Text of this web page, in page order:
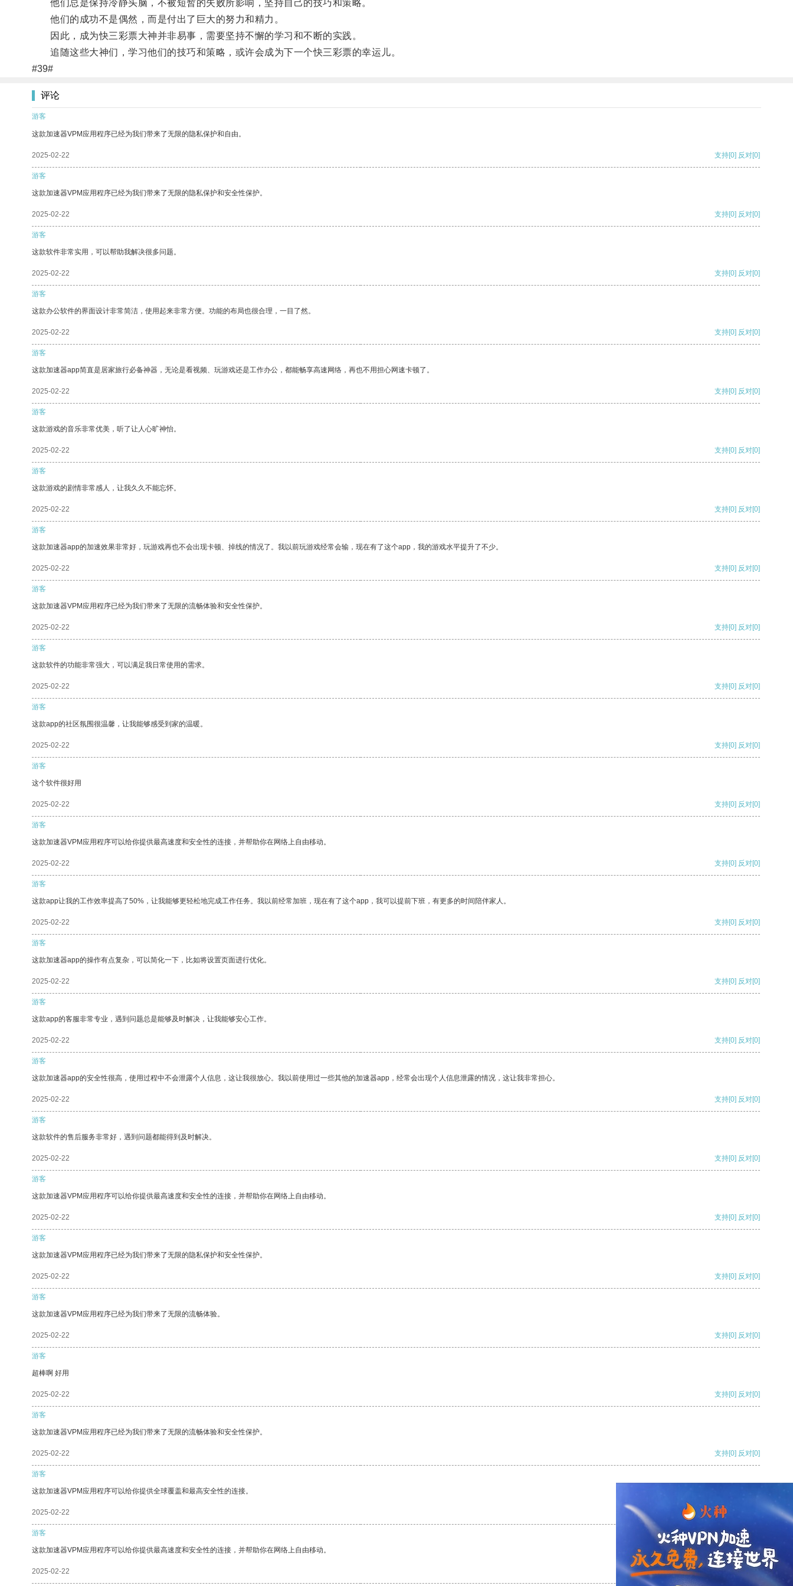
他们总是保持冷静头脑，不被短暂的失败所影响，坚持自己的技巧和策略。
他们的成功不是偶然，而是付出了巨大的努力和精力。
因此，成为快三彩票大神并非易事，需要坚持不懈的学习和不断的实践。
追随这些大神们，学习他们的技巧和策略，或许会成为下一个快三彩票的幸运儿。
#39#
评论
游客
这款加速器VPM应用程序已经为我们带来了无限的隐私保护和自由。
2025-02-22 支持[0] 反对[0]
游客
这款加速器VPM应用程序已经为我们带来了无限的隐私保护和安全性保护。
2025-02-22 支持[0] 反对[0]
游客
这款软件非常实用，可以帮助我解决很多问题。
2025-02-22 支持[0] 反对[0]
游客
这款办公软件的界面设计非常简洁，使用起来非常方便。功能的布局也很合理，一目了然。
2025-02-22 支持[0] 反对[0]
游客
这款加速器app简直是居家旅行必备神器，无论是看视频、玩游戏还是工作办公，都能畅享高速网络，再也不用担心网速卡顿了。
2025-02-22 支持[0] 反对[0]
游客
这款游戏的音乐非常优美，听了让人心旷神怡。
2025-02-22 支持[0] 反对[0]
游客
这款游戏的剧情非常感人，让我久久不能忘怀。
2025-02-22 支持[0] 反对[0]
游客
这款加速器app的加速效果非常好，玩游戏再也不会出现卡顿、掉线的情况了。我以前玩游戏经常会输，现在有了这个app，我的游戏水平提升了不少。
2025-02-22 支持[0] 反对[0]
游客
这款加速器VPM应用程序已经为我们带来了无限的流畅体验和安全性保护。
2025-02-22 支持[0] 反对[0]
游客
这款软件的功能非常强大，可以满足我日常使用的需求。
2025-02-22 支持[0] 反对[0]
游客
这款app的社区氛围很温馨，让我能够感受到家的温暖。
2025-02-22 支持[0] 反对[0]
游客
这个软件很好用
2025-02-22 支持[0] 反对[0]
游客
这款加速器VPM应用程序可以给你提供最高速度和安全性的连接，并帮助你在网络上自由移动。
2025-02-22 支持[0] 反对[0]
游客
这款app让我的工作效率提高了50%，让我能够更轻松地完成工作任务。我以前经常加班，现在有了这个app，我可以提前下班，有更多的时间陪伴家人。
2025-02-22 支持[0] 反对[0]
游客
这款加速器app的操作有点复杂，可以简化一下，比如将设置页面进行优化。
2025-02-22 支持[0] 反对[0]
游客
这款app的客服非常专业，遇到问题总是能够及时解决，让我能够安心工作。
2025-02-22 支持[0] 反对[0]
游客
这款加速器app的安全性很高，使用过程中不会泄露个人信息，这让我很放心。我以前使用过一些其他的加速器app，经常会出现个人信息泄露的情况，这让我非常担心。
2025-02-22 支持[0] 反对[0]
游客
这款软件的售后服务非常好，遇到问题都能得到及时解决。
2025-02-22 支持[0] 反对[0]
游客
这款加速器VPM应用程序可以给你提供最高速度和安全性的连接，并帮助你在网络上自由移动。
2025-02-22 支持[0] 反对[0]
游客
这款加速器VPM应用程序已经为我们带来了无限的隐私保护和安全性保护。
2025-02-22 支持[0] 反对[0]
游客
这款加速器VPM应用程序已经为我们带来了无限的流畅体验。
2025-02-22 支持[0] 反对[0]
游客
超棒啊 好用
2025-02-22 支持[0] 反对[0]
游客
这款加速器VPM应用程序已经为我们带来了无限的流畅体验和安全性保护。
2025-02-22 支持[0] 反对[0]
游客
这款加速器VPM应用程序可以给你提供全球覆盖和最高安全性的连接。
2025-02-22 支持
游客
这款加速器VPM应用程序可以给你提供最高速度和安全性的连接，并帮助你在网络上自由移动。
2025-02-22 支持 [0] 反对